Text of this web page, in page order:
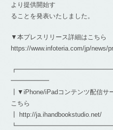
より提供開始す
ることを発表いたしました。
▼本プレスリリース詳細はこちら
https://www.infoteria.com/jp/news/
━━━━━━
┃▼iPhone/iPadコンテンツ配信サ
こちら
┃ http://ja.ihandbookstudio.net/